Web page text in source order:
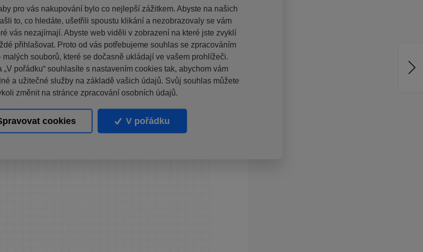
pro vás nakupování bylo co nejlepší zážitkem. Abyste na našich
to, co hledáte, ušetřili spoustu klikání a nezobrazovaly se vám
vás nezajímají. Abyste web viděli v zobrazení na které jste zvyklí
přihlašovat. Proto od vás potřebujeme souhlas se zpracováním
malých souborů, které se dočasně ukládají ve vašem prohlížeči.
„V pořádku“ souhlasíte s nastavením cookies tak, abychom vám
a užitečné služby na základě vašich údajů. Svůj souhlas můžete
změnit na stránce zpracování osobních údajů.
cookies V pořádku